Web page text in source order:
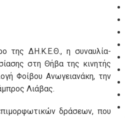
της ΔΗ.Κ.Ε.Θ., η συναυλία-
στη Θήβα της κινητής
Φοίβου Ανωγειανάκη, την
Λιάβας.
δράσεων, που